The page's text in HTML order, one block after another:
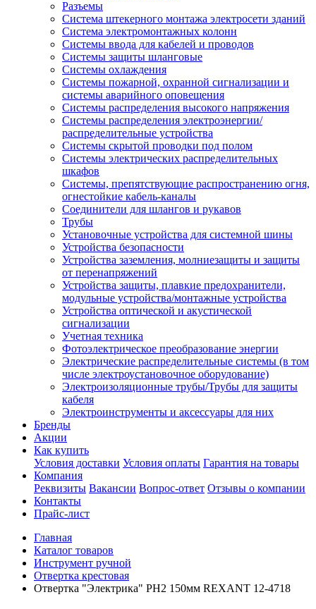
Разъемы
Система штекерного монтажа электросети зданий
Система электромонтажных колонн
Системы ввода для кабелей и проводов
Системы защиты шланговые
Системы охлаждения
Системы пожарной, охранной сигнализации и
системы аварийного оповещения
Системы распределения высокого напряжения
Системы распределения электроэнергии/
распределительные устройства
Системы скрытой проводки под полом
Системы электрических распределительных
шкафов
Системы, препятствующие распространению огня,
огнестойкие кабель-каналы
Соединители для шлангов и рукавов
Трубы
Установочные устройства для системной шины
Устройства безопасности
Устройства заземления, молниезащиты и защиты
от перенапряжений
Устройства защиты, плавкие предохранители,
модульные устройства/монтажные устройства
Устройства оптической и акустической
сигнализации
Учетная техника
Фотоэлектрическое преобразование энергии
Электрические распределительные системы (в том
числе электроустановочное оборудование)
Электроизоляционные трубы/Трубы для защиты
кабеля
Электроинструменты и аксессуары для них
Бренды
Акции
Как купить
Условия доставки Условия оплаты Гарантия на товары
Компания
Реквизиты Вакансии Вопрос-ответ Отзывы о компании
Контакты
Прайс-лист
Главная
Каталог товаров
Инструмент ручной
Отвертка крестовая
Отвертка "Электрика" PH2 150мм REXANT 12-4718